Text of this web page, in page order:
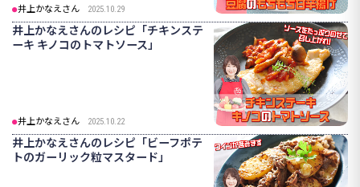
井上かなえさん 2025.10.29
井上かなえさんのレシピ「チキンステ
ーキ キノコのトマトソース」
井上かなえさん 2025.10.22
井上かなえさんのレシピ「ビーフポテ
トのガーリック粒マスタード」